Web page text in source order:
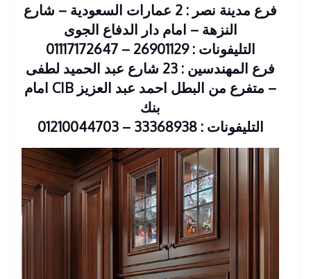
فرع مدينة نصر : 2 عمارات السعودية – شارع
النزهة – امام دار الدفاع الجوى
التليفونات : 26901129 – 01117172647
فرع المهندسين : 23 شارع عبد الحميد لطفى
– متفرع من البطل احمد عبد العزيز CIB امام
بنك
التليفونات : 33368938 – 01210044703